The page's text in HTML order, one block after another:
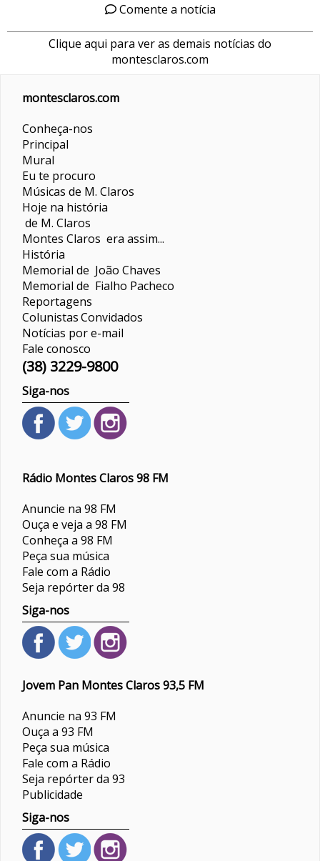
Comente a notícia
Clique aqui para ver as demais notícias do
montesclaros.com
montesclaros.com
Conheça-nos
Principal
Mural
Eu te procuro
Músicas de M. Claros
Hoje na história
de M. Claros
Montes Claros era assim...
História
Memorial de João Chaves
Memorial de Fialho Pacheco
Reportagens
ColunistasConvidados
Notícias por e-mail
Fale conosco
(38) 3229-9800
Siga-nos
Rádio Montes Claros 98 FM
Anuncie na 98 FM
Ouça e veja a 98 FM
Conheça a 98 FM
Peça sua música
Fale com a Rádio
Seja repórter da 98
Siga-nos
Jovem Pan Montes Claros 93,5 FM
Anuncie na 93 FM
Ouça a 93 FM
Peça sua música
Fale com a Rádio
Seja repórter da 93
Publicidade
Siga-nos